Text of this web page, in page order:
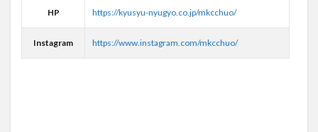
HP https://kyusyu-nyugyo.co.jp/mkcchuo/
Instagram https://www.instagram.com/mkcchuo/